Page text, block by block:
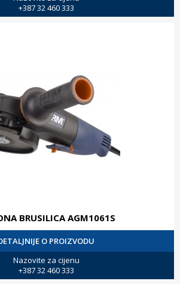
+387 32 460 333
BRUSILICA AGM1061S
O PROIZVODU
Nazovite za cijenu
+387 32 460 333